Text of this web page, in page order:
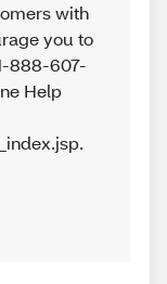
with
you to
888-607-
Help